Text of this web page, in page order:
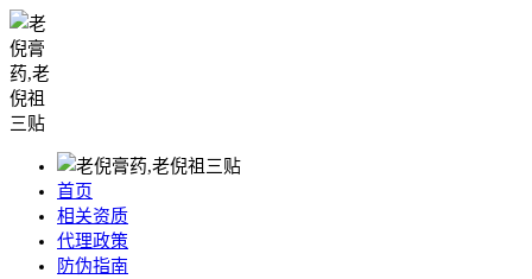
首页
相关资质
代理政策
防伪指南